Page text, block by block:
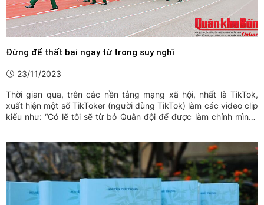
Đừng để thất bại ngay từ trong suy nghĩ
23/11/2023
Thời gian qua, trên các nền tảng mạng xã hội, nhất là TikTok,
xuất hiện một số TikToker (người dùng TikTok) làm các video clip
kiểu như: “Có lẽ tôi sẽ từ bỏ Quân đội để được làm chính mình”;